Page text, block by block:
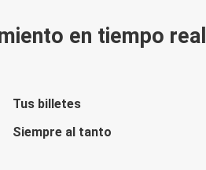
en tiempo real
Tus billetes
Siempre al tanto